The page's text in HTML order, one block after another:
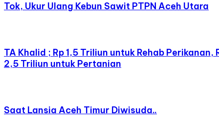
Tok, Ukur Ulang Kebun Sawit PTPN Aceh Utara
TA Khalid ; Rp 1,5 Triliun untuk Rehab Perikanan,
2,5 Triliun untuk Pertanian
Saat Lansia Aceh Timur Diwisuda..